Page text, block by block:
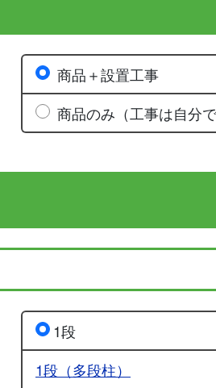
商品＋設置工事
商品のみ（工事は自分で
1段
1段（多段柱）